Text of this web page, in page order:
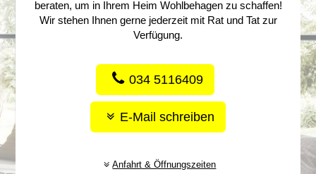
beraten, um in Ihrem Heim Wohlbehagen zu schaffen!
Wir stehen Ihnen gerne jederzeit mit Rat und Tat zur
Verfügung.
034 5116409
E-Mail schreiben
Anfahrt & Öffnungszeiten